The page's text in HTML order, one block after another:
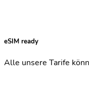
eSIM ready
Alle unsere Tarife